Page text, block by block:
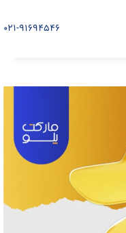
021-91694546